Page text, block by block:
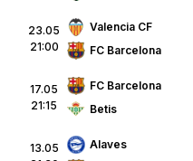
23.05
21:00
Valencia CF
FC Barcelona
17.05
21:15
FC Barcelona
Betis
13.05
Alaves